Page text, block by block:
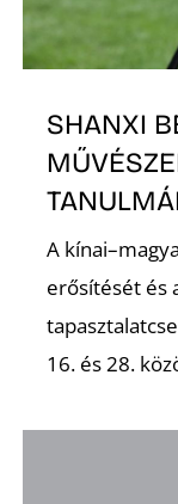
SHANXI
A
erősítését és
16. és 28.